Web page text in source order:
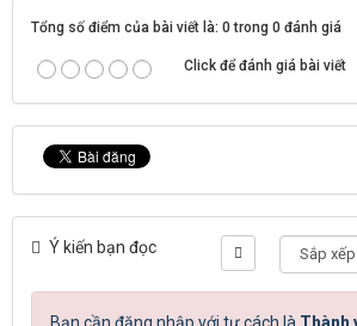
Tổng số điểm của bài viết là: 0 trong 0 đánh giá
Click để đánh giá bài viết
Ý kiến bạn đọc
Bạn cần đăng nhập với tư cách là Thành